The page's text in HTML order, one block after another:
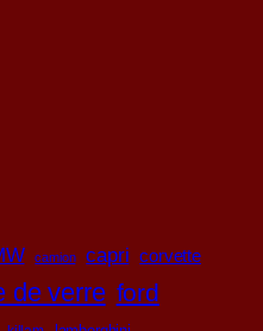
camion capri corvette
de verre ford